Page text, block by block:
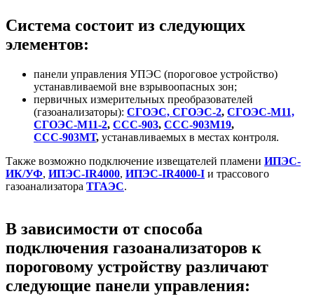
Система состоит из следующих
элементов:
панели управления УПЭС (пороговое устройство)
устанавливаемой вне взрывоопасных зон;
первичных измерительных преобразователей
(газоанализаторы): СГОЭС, СГОЭС-2, СГОЭС-М11,
СГОЭС-М11-2, ССС-903, ССС-903М19,
ССС-903МТ, устанавливаемых в местах контроля.
Также возможно подключение извещателей пламени ИПЭС-
ИК/УФ, ИПЭС-IR4000, ИПЭС-IR4000-I и трассового
газоанализатора ТГАЭС.
В зависимости от способа
подключения газоанализаторов к
пороговому устройству различают
следующие панели управления: